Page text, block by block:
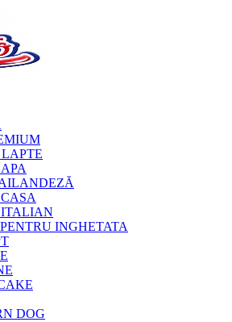
ITALIAN
INGHETATA
DOG